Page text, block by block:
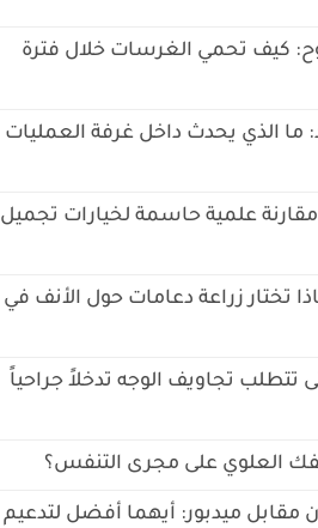
كيف تحمي الغرسات خلال فترة
ما الذي يحدث داخل غرفة العمليات
مقارنة علمية حاسمة لخيارات تجميل
تختار زراعة دعامات حول الأنف في
تتطلب تجاويف الوجه تدخلاً جراحياً
العلوي على مجرى التنفس؟
مقابل ميدبور: أيهما أفضل لتدعيم